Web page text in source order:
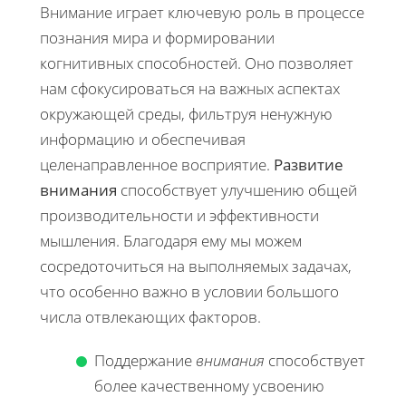
Внимание играет ключевую роль в процессе
познания мира и формировании
когнитивных способностей. Оно позволяет
нам сфокусироваться на важных аспектах
окружающей среды, фильтруя ненужную
информацию и обеспечивая
целенаправленное восприятие. Развитие
внимания способствует улучшению общей
производительности и эффективности
мышления. Благодаря ему мы можем
сосредоточиться на выполняемых задачах,
что особенно важно в условии большого
числа отвлекающих факторов.
Поддержание внимания способствует
более качественному усвоению